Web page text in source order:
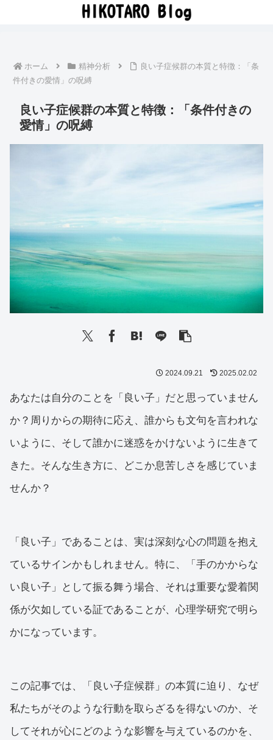
ホーム 精神分析
良い子症候群の本質と特徴：「条
件付きの愛情」の呪縛
良い子症候群の本質と特徴：「条件付きの
愛情」の呪縛
2024.09.21 2025.02.02
あなたは自分のことを「良い子」だと思っていません
か？周りからの期待に応え、誰からも文句を言われな
いように、そして誰かに迷惑をかけないように生きて
きた。そんな生き方に、どこか息苦しさを感じていま
せんか？
「良い子」であることは、実は深刻な心の問題を抱え
ているサインかもしれません。特に、「手のかからな
い良い子」として振る舞う場合、それは重要な愛着関
係が欠如している証であることが、心理学研究で明ら
かになっています。
この記事では、「良い子症候群」の本質に迫り、なぜ
私たちがそのような行動を取らざるを得ないのか、そ
してそれが心にどのような影響を与えているのかを、